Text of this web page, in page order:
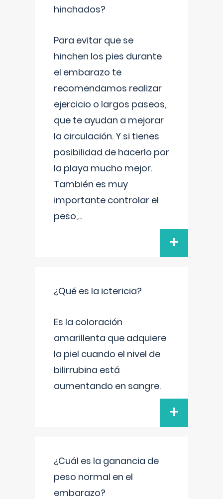
hinchados?
Para evitar que se
hinchen los pies durante
el embarazo te
recomendamos realizar
ejercicio o largos paseos,
que te ayudan a mejorar
la circulación. Y si tienes
posibilidad de hacerlo por
la playa mucho mejor.
También es muy
importante controlar el
peso,...
+
¿Qué es la ictericia?
Es la coloración
amarillenta que adquiere
la piel cuando el nivel de
bilirrubina está
aumentando en sangre.
+
¿Cuál es la ganancia de
peso normal en el
embarazo?